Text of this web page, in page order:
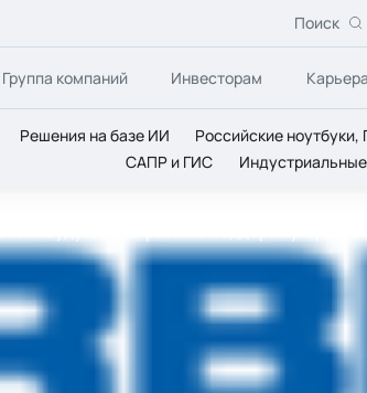
Поиск
Группа компаний Инвесторам Карьера
Решения на базе ИИ Российские
САПР и ГИС
будущие затраты на поддержку и